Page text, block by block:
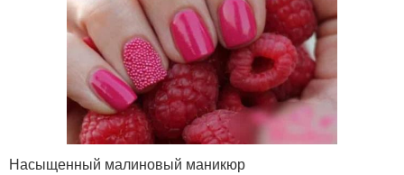
Насыщенный малиновый маникюр